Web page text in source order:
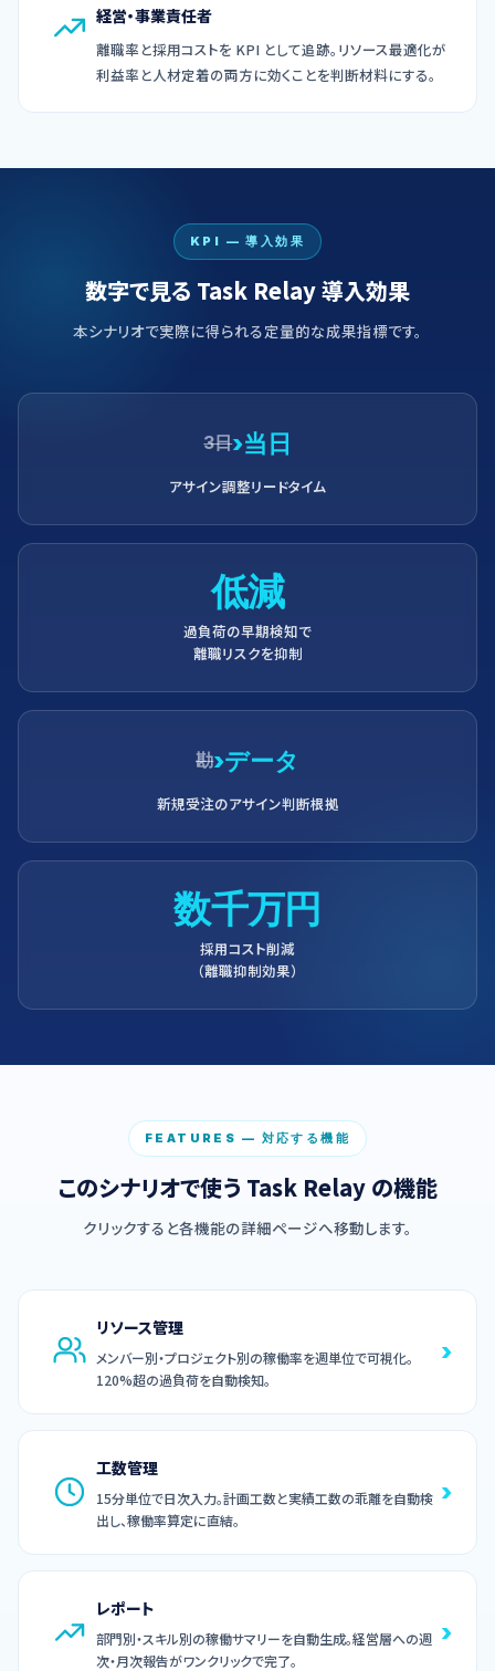
経営・事業責任者
離職率と採用コストを KPI として追跡。リソース最適化が
利益率と人材定着の両方に効くことを判断材料にする。
KPI — 導入効果
数字で見る Task Relay 導入効果
本シナリオで実際に得られる定量的な成果指標です。
3日›当日
アサイン調整リードタイム
低減
過負荷の早期検知で
離職リスクを抑制
勘›データ
新規受注のアサイン判断根拠
数千万円
採用コスト削減
（離職抑制効果）
FEATURES — 対応する機能
このシナリオで使う Task Relay の機能
クリックすると各機能の詳細ページへ移動します。
リソース管理
メンバー別・プロジェクト別の稼働率を週単位で可視化。
120%超の過負荷を自動検知。
›
工数管理
15分単位で日次入力。計画工数と実績工数の乖離を自動検
出し、稼働率算定に直結。
›
レポート
部門別・スキル別の稼働サマリーを自動生成。経営層への週
次・月次報告がワンクリックで完了。
›